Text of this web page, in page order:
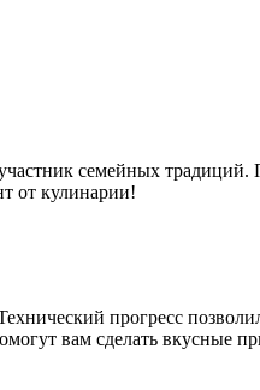
семейных традиций.
от кулинарии!
прогресс
вам сделать вкусные